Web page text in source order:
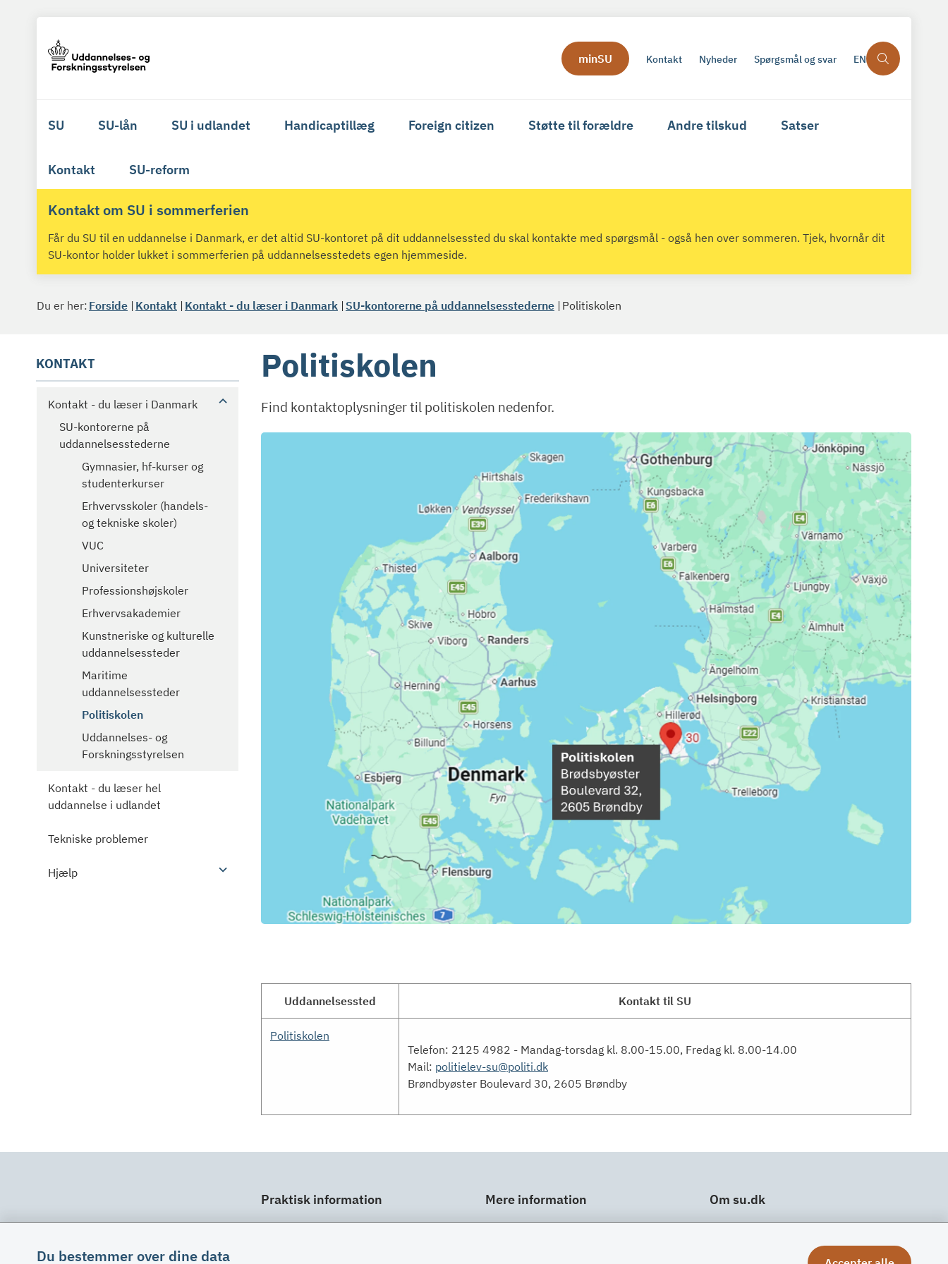
minSU Kontakt Nyheder Spørgsmål og svar EN
SU SU-lån SU i udlandet Handicaptillæg Foreign citizen Støtte til forældre Andre tilskud Satser
Kontakt SU-reform
Kontakt om SU i sommerferien
Får du SU til en uddannelse i Danmark, er det altid SU-kontoret på dit uddannelsessted du skal kontakte med spørgsmål - også hen over sommeren. Tjek, hvornår dit
SU-kontor holder lukket i sommerferien på uddannelsesstedets egen hjemmeside.
Du er her: Forside Kontakt Kontakt - du læser i Danmark SU-kontorerne på uddannelsesstederne Politiskolen
KONTAKT
Kontakt - du læser i Danmark
SU-kontorerne på
uddannelsesstederne
Gymnasier, hf-kurser og
studenterkurser
Erhvervsskoler (handels-
og tekniske skoler)
VUC
Universiteter
Professionshøjskoler
Erhvervsakademier
Kunstneriske og kulturelle
uddannelsessteder
Maritime
uddannelsessteder
Politiskolen
Uddannelses- og
Forskningsstyrelsen
Kontakt - du læser hel
uddannelse i udlandet
Tekniske problemer
Hjælp
Politiskolen
Find kontaktoplysninger til politiskolen nedenfor.
Uddannelsessted Kontakt til SU
Politiskolen
Telefon: 2125 4982 - Mandag-torsdag kl. 8.00-15.00, Fredag kl. 8.00-14.00
Mail: politielev-su@politi.dk
Brøndbyøster Boulevard 30, 2605 Brøndby
Praktisk information
Dit ansvar
Mere information
Links
Om su.dk
Tilgængelighedserklæring
Du bestemmer over dine data